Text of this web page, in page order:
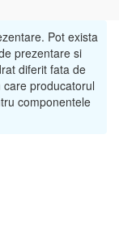
Pot exista
prezentare si
diferit fata de
producatorul
componentele